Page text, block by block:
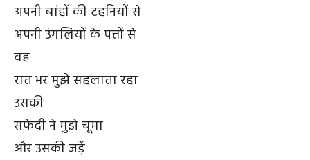
अपनी बांहों की टहनियों से
अपनी उंगलियों के पत्तों से
वह
रात भर मुझे सहलाता रहा
उसकी
सफेदी ने मुझे चूमा
और उसकी जड़ें